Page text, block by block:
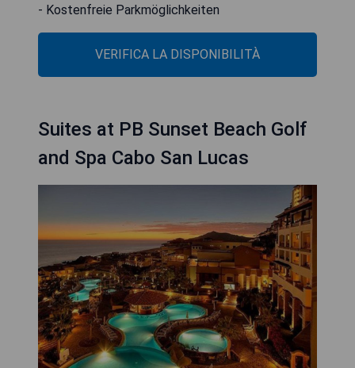
- Kostenfreie Parkmöglichkeiten
VERIFICA LA DISPONIBILITÀ
Suites at PB Sunset Beach Golf
and Spa Cabo San Lucas